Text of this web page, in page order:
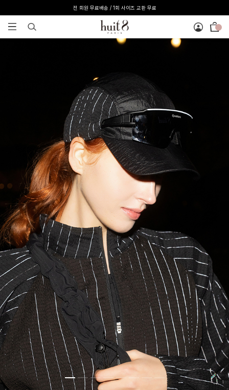
[온라인 익스클루시브] 온라인 회원 단독 40%